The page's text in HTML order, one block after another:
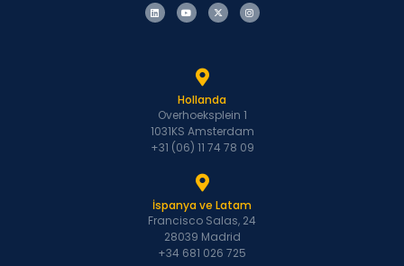
Hollanda
Overhoeksplein 1
1031KS Amsterdam
+31 (06) 11 74 78 09
İspanya ve Latam
Francisco Salas, 24
28039 Madrid
+34 681 026 725